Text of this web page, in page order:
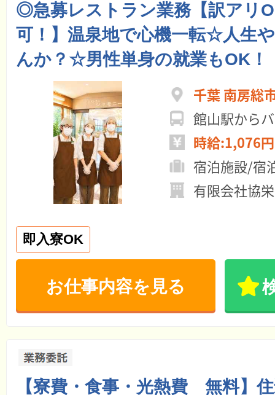
◎急募レストラン業務【訳アリ
可！】温泉地で心機一転☆人生
んか？☆男性単身の就業もOK！
千葉 南房総
館山駅から
時給:1,076
宿泊施設/宿
有限会社協
即入寮OK
お仕事内容を見る
【寮費・食事・光熱費 無料】